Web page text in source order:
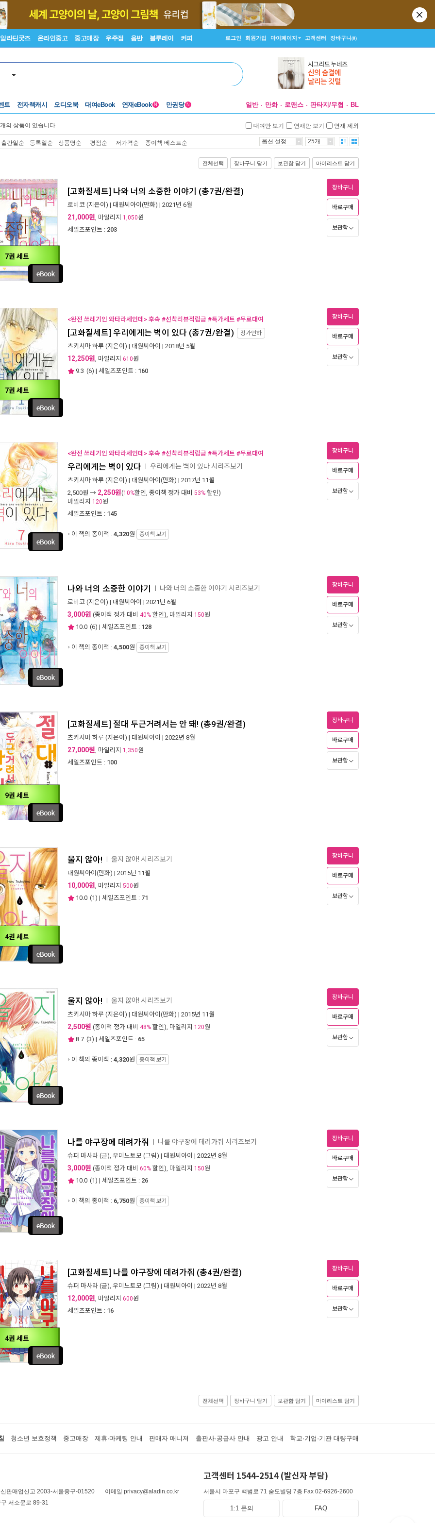
알라딘굿즈 온라인중고 중고매장 우주점 음반 블루레이 커피 로그인 회원가입 마이페이지 고객센터 장바구니(0)
트 전자책캐시 오디오북 대여eBook 연재eBook N 만권당 N 일반 만화 로맨스 판타지/무협 BL
개의 상품이 있습니다. 대여만 보기 연재만 보기 연재 제외
출간일순 등록일순 상품명순 평점순 저가격순 종이책 베스트순 옵션 설정 25개
전체선택 장바구니 담기 보관함 담기 마이리스트 담기
7권 세트
[고화질세트] 나와 너의 소중한 이야기 (총7권/완결)
로비코 (지은이) | 대원씨아이(만화) | 2021년 6월
21,000원, 마일리지 1,050원
세일즈포인트 : 203
장바구니
바로구매
보관함
7권 세트
<완전 쓰레기인 와타라세인데> 후속 #선착리뷰적립금 #특가세트 #무료대여
[고화질세트] 우리에게는 벽이 있다 (총7권/완결) 정가인하
츠키시마 하루 (지은이) | 대원씨아이 | 2018년 5월
12,250원, 마일리지 610원
9.3 (6) | 세일즈포인트 : 160
장바구니
바로구매
보관함
<완전 쓰레기인 와타라세인데> 후속 #선착리뷰적립금 #특가세트 #무료대여
우리에게는 벽이 있다 우리에게는 벽이 있다 시리즈보기
츠키시마 하루 (지은이) | 대원씨아이(만화) | 2017년 11월
2,500원 → 2,250원(10%할인, 종이책 정가 대비 53% 할인)
마일리지 120원
세일즈포인트 : 145
이 책의 종이책 : 4,320원 종이책 보기
장바구니
바로구매
보관함
나와 너의 소중한 이야기 나와 너의 소중한 이야기 시리즈보기
로비코 (지은이) | 대원씨아이 | 2021년 6월
3,000원 (종이책 정가 대비 40% 할인), 마일리지 150원
10.0 (6) | 세일즈포인트 : 128
이 책의 종이책 : 4,500원 종이책 보기
장바구니
바로구매
보관함
9권 세트
[고화질세트] 절대 두근거려서는 안 돼! (총9권/완결)
츠키시마 하루 (지은이) | 대원씨아이 | 2022년 8월
27,000원, 마일리지 1,350원
세일즈포인트 : 100
장바구니
바로구매
보관함
4권 세트
울지 않아! 울지 않아! 시리즈보기
대원씨아이(만화) | 2015년 11월
10,000원, 마일리지 500원
10.0 (1) | 세일즈포인트 : 71
장바구니
바로구매
보관함
울지 않아! 울지 않아! 시리즈보기
츠키시마 하루 (지은이) | 대원씨아이(만화) | 2015년 11월
2,500원 (종이책 정가 대비 48% 할인), 마일리지 120원
8.7 (3) | 세일즈포인트 : 65
이 책의 종이책 : 4,320원 종이책 보기
장바구니
바로구매
보관함
나를 야구장에 데려가줘 나를 야구장에 데려가줘 시리즈보기
슈퍼 마사라 (글), 우미노토모 (그림) | 대원씨아이 | 2022년 8월
3,000원 (종이책 정가 대비 60% 할인), 마일리지 150원
10.0 (1) | 세일즈포인트 : 26
이 책의 종이책 : 6,750원 종이책 보기
장바구니
바로구매
보관함
4권 세트
[고화질세트] 나를 야구장에 데려가줘 (총4권/완결)
슈퍼 마사라 (글), 우미노토모 (그림) | 대원씨아이 | 2022년 8월
12,000원, 마일리지 600원
세일즈포인트 : 16
장바구니
바로구매
보관함
전체선택 장바구니 담기 보관함 담기 마이리스트 담기
청소년 보호정책 중고매장 제휴·마케팅 안내 판매자 매니저 출판사·공급사 안내 광고 안내 학교·기업·기관 대량구매
판매업신고 2003-서울중구-01520
이메일 privacy@aladin.co.kr
서소문로 89-31
고객센터 1544-2514 (발신자 부담)
서울시 마포구 백범로 71 숨도빌딩 7층 Fax 02-6926-2600
1:1 문의 FAQ